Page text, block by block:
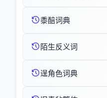
黍醅词典
陌生反义词
逞角色词典